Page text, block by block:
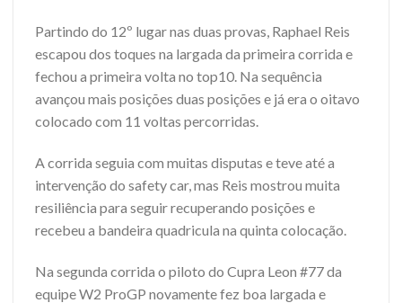
Partindo do 12º lugar nas duas provas, Raphael Reis
escapou dos toques na largada da primeira corrida e
fechou a primeira volta no top10. Na sequência
avançou mais posições duas posições e já era o oitavo
colocado com 11 voltas percorridas.
A corrida seguia com muitas disputas e teve até a
intervenção do safety car, mas Reis mostrou muita
resiliência para seguir recuperando posições e
recebeu a bandeira quadricula na quinta colocação.
Na segunda corrida o piloto do Cupra Leon #77 da
equipe W2 ProGP novamente fez boa largada e